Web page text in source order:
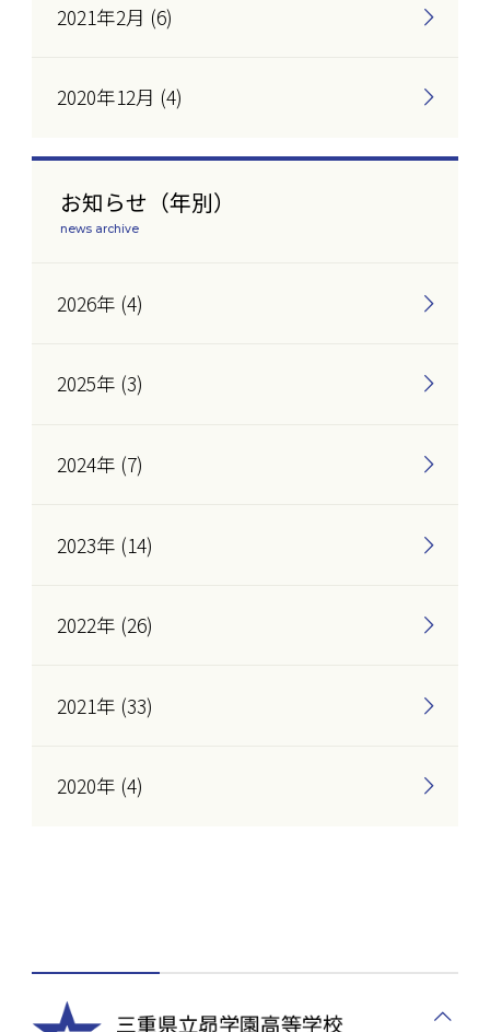
2021年2月 (6)
2020年12月 (4)
お知らせ（年別）
news archive
2026年 (4)
2025年 (3)
2024年 (7)
2023年 (14)
2022年 (26)
2021年 (33)
2020年 (4)